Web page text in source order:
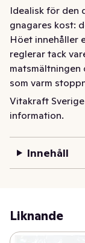
Idealisk för den
gnagares kost:
Höet innehåller
reglerar tack
matsmältningen
som varm
- Idealisk för
- Innehåller
Vitakraft
information.
Innehåll
Liknande